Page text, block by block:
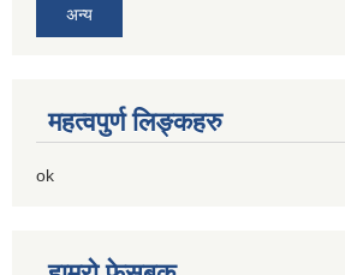
अन्य
महत्वपुर्ण लिङ्कहरु
ok